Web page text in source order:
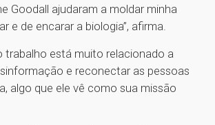
Goodall ajudaram a moldar minha
e de encarar a biologia”, afirma.
trabalho está muito relacionado a
e reconectar as pessoas
algo que ele vê como sua missão